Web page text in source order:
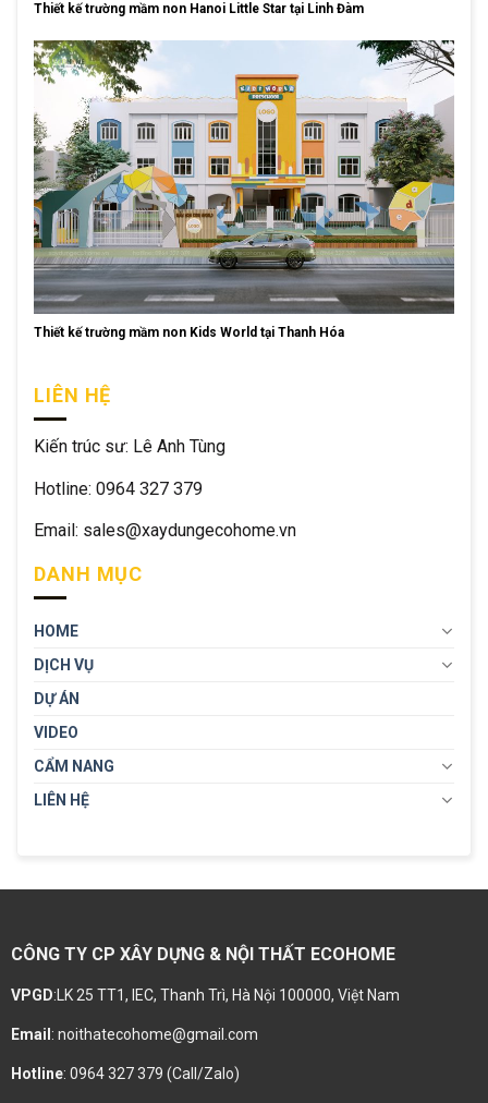
Thiết kế trường mầm non Hanoi Little Star tại Linh Đàm
Thiết kế trường mầm non Kids World tại Thanh Hóa
LIÊN HỆ
Kiến trúc sư: Lê Anh Tùng
Hotline: 0964 327 379
Email: sales@xaydungecohome.vn
DANH MỤC
HOME
DỊCH VỤ
DỰ ÁN
VIDEO
CẨM NANG
LIÊN HỆ
CÔNG TY CP XÂY DỰNG & NỘI THẤT ECOHOME
VPGD:LK 25 TT1, IEC, Thanh Trì, Hà Nội 100000, Việt Nam
Email : noithatecohome@gmail.com
Hotline: 0964 327 379 (Call/Zalo)